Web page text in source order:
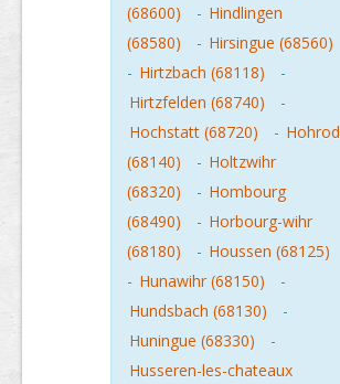
(68600)
- Hindlingen
(68580)
- Hirsingue (68560)
- Hirtzbach (68118)
-
Hirtzfelden (68740)
-
Hochstatt (68720)
- Hohrod
(68140)
- Holtzwihr
(68320)
- Hombourg
(68490)
- Horbourg-wihr
(68180)
- Houssen (68125)
- Hunawihr (68150)
-
Hundsbach (68130)
-
Huningue (68330)
-
Husseren-les-chateaux